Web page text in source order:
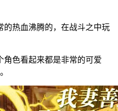
的热血沸腾的，在战斗之中玩
角色看起来都是非常的可爱